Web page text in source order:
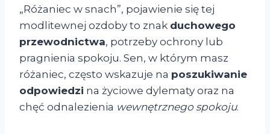
„Różaniec w snach”, pojawienie się tej
modlitewnej ozdoby to znak duchowego
przewodnictwa, potrzeby ochrony lub
pragnienia spokoju. Sen, w którym masz
różaniec, często wskazuje na poszukiwanie
odpowiedzi na życiowe dylematy oraz na
chęć odnalezienia wewnętrznego spokoju.